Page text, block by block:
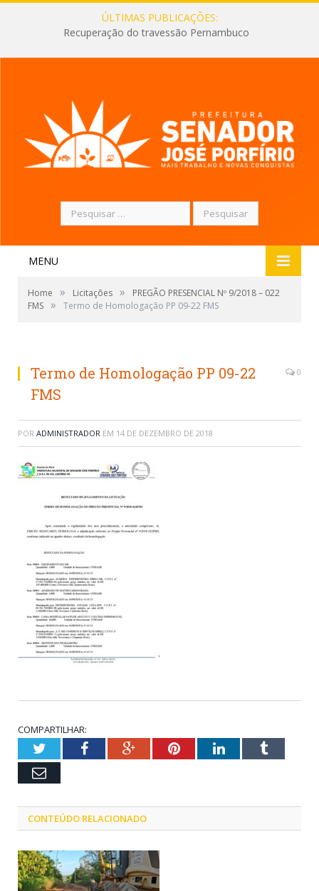
ÚLTIMAS PUBLICAÇÕES:
Recuperação do travessão Pernambuco
Pesquisar
por:
MENU
Home » Licitações »
PREGÃO PRESENCIAL Nº 9/2018 – 022
FMS » Termo de Homologação PP 09-22 FMS
Termo de Homologação PP 09-22
FMS
0
POR ADMINISTRADOR EM 14 DE DEZEMBRO DE 2018
COMPARTILHAR:
TwitterFacebookGoogle+PinterestLinkedInTumblr
Email
CONTEÚDO RELACIONADO